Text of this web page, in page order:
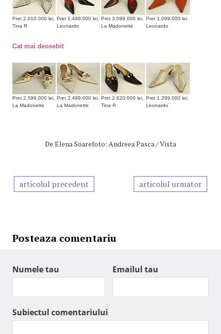
Pret 2.010.000 lei,
Tina R
Pret 1.499.000 lei,
Leonardo
Pret 3.099.000 lei,
La Madonette
Pret 1.099.000 lei,
Leonardo
Cat mai deosebit
Pret 2.599.000 lei,
La Madonette
Pret 2.499.000 lei,
La Madonette
Pret 2.820.000 lei,
Tina R
Pret 1.299.000 lei,
Leonardo
De Elena Soarefoto: Andreea Pasca / Vista
articolul precedent articolul urmator
Posteaza comentariu
Numele tau Emailul tau
Subiectul comentariului